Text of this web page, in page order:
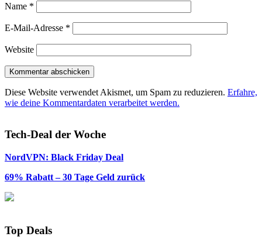
Name *
E-Mail-Adresse *
Website
Diese Website verwendet Akismet, um Spam zu reduzieren. Erfahre,
wie deine Kommentardaten verarbeitet werden.
Tech-Deal der Woche
NordVPN: Black Friday Deal
69% Rabatt – 30 Tage Geld zurück
Top Deals